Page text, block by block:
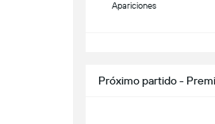
Apariciones
Próximo partido -